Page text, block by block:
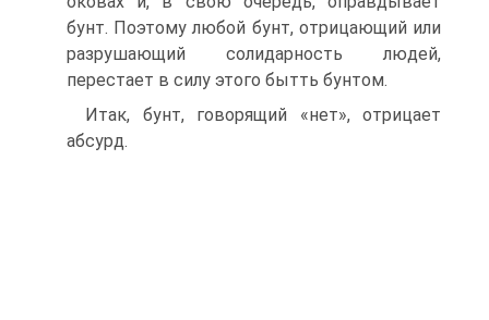
бунт. Поэтому любой бунт, отрицающий или
разрушающий солидарность людей,
перестает в силу этого бытть бунтом.
Итак, бунт, говорящий «нет», отрицает
абсурд.